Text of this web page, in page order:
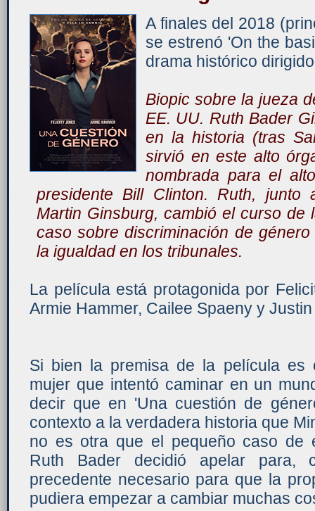
A finales del 2018
se estrenó 'On the
drama histórico
Biopic sobre la jueza
EE. UU. Ruth Bader
en la historia (tras
sirvió en este alto
nombrada para el
presidente Bill Clinton. Ruth,
Martin Ginsburg, cambió el curso de
caso sobre discriminación de
la igualdad en los tribunales.
La película está protagonida por
Armie Hammer, Cailee Spaeny y
Si bien la premisa de la película es
mujer que intentó caminar en un
decir que en 'Una cuestión de
contexto a la verdadera historia que
no es otra que el pequeño caso de
Ruth Bader decidió apelar para,
precedente necesario para que la
pudiera empezar a cambiar muchas